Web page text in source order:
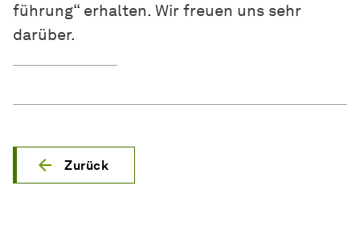
führung“ erhalten. Wir freuen uns sehr
darüber.
Zurück